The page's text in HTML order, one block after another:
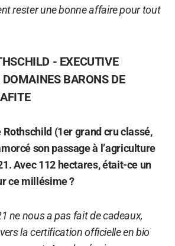
rester une bonne affaire pour tout
- EXECUTIVE
BARONS DE
(1er grand cru classé,
son passage à l’agriculture
Avec 112 hectares, était-ce un
ce millésime ?
ne nous a pas fait de cadeaux,
la certification officielle en bio